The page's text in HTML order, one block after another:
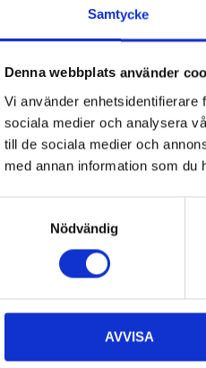
Samtycke
Denna webbplats använder
Vi använder enhetsidentifierare
sociala medier och analysera
till de sociala medier och
med annan information som du
Nödvändig
AVVISA